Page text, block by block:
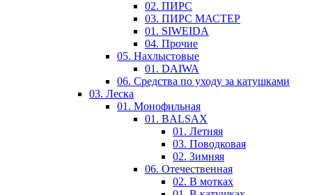
02. ПИРС
03. ПИРС МАСТЕР
01. SIWEIDA
04. Прочие
05. Нахлыстовые
01. DAIWA
06. Средства по уходу за катушками
03. Леска
01. Монофильная
01. BALSAX
01. Летняя
03. Поводковая
02. Зимняя
06. Отечественная
02. В мотках